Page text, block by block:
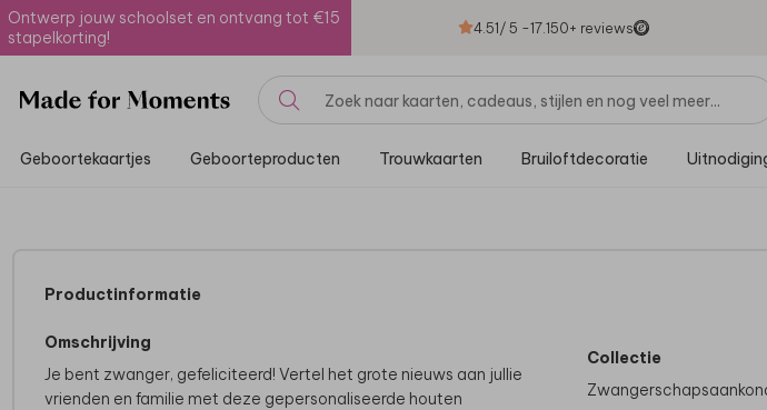
Ontwerp jouw schoolset en ontvang tot €15
stapelkorting!
4.51/ 5 -17.150+ reviews
Geboortekaartjes Geboorteproducten Trouwkaarten Bruiloftdecoratie
Productinformatie
Omschrijving
Je bent zwanger, gefeliciteerd! Vertel het grote nieuws aan jullie
vrienden en familie met deze gepersonaliseerde houten
Collectie